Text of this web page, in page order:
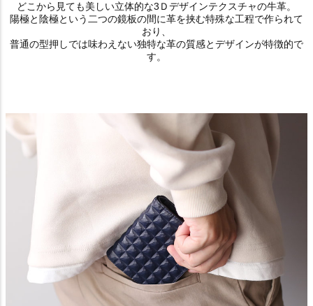
どこから見ても美しい立体的な3Ｄデザインテクスチャの牛革。
陽極と陰極という二つの鏡板の間に革を挟む特殊な工程で作られて
おり、
普通の型押しでは味わえない独特な革の質感とデザインが特徴的で
す。